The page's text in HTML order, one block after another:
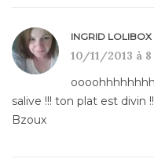
INGRID LOLIBOX
10/11/2013 à
salive !!! ton plat est divin
Bzoux